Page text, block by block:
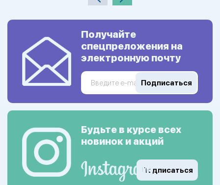
Получайте
спецпреложения на
электронную почту
Подписаться
Будьте в курсе всех
новинок и акций
Подписаться